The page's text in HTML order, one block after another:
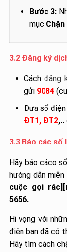
Bước 3:
mục Chặn
3.2 Đăng ký
Cáchđăng
gửi 9084
Đưa số điện
ĐT1, ĐT2,..
3.3 Báo các số
Hãy báo cáco
hướng dẫn
cuộc gọi
5656.
Hi vọng với
điện bạn đã có
Hãy tìm cách